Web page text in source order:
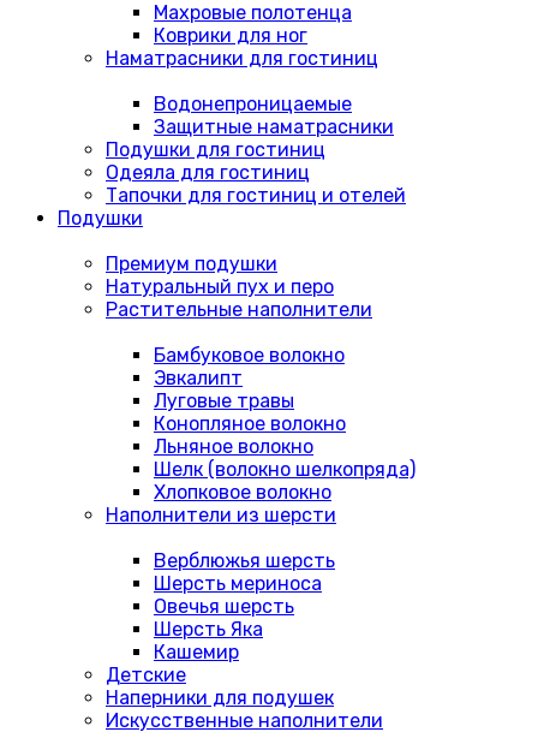
Махровые полотенца
Коврики для ног
Наматрасники для гостиниц
Водонепроницаемые
Защитные наматрасники
Подушки для гостиниц
Одеяла для гостиниц
Тапочки для гостиниц и отелей
Подушки
Премиум подушки
Натуральный пух и перо
Растительные наполнители
Бамбуковое волокно
Эвкалипт
Луговые травы
Конопляное волокно
Льняное волокно
Шелк (волокно шелкопряда)
Хлопковое волокно
Наполнители из шерсти
Верблюжья шерсть
Шерсть мериноса
Овечья шерсть
Шерсть Яка
Кашемир
Детские
Наперники для подушек
Искусственные наполнители